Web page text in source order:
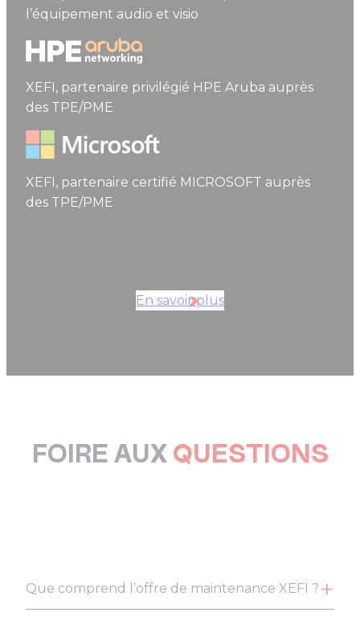
l’équipement audio et visio
HPE aruba networking
XEFI, partenaire privilégié HPE Aruba auprès
des TPE/PME
Microsoft
XEFI, partenaire certifié MICROSOFT auprès
des TPE/PME
En savoir plus
FOIRE AUXQUESTIONS
Que comprend l’offre de maintenance XEFI ?